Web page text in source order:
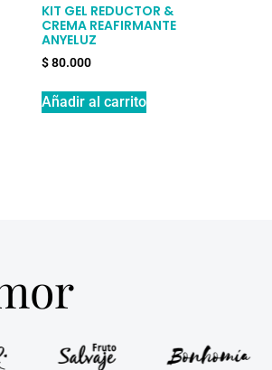
KIT GEL REDUCTOR &
CREMA REAFIRMANTE
ANYELUZ
$80.000
Añadir al carrito